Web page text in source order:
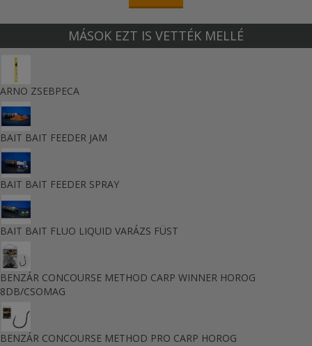
MÁSOK EZT IS VETTÉK MELLÉ
ARNO ZSEBPECA
BAIT BAIT FEEDER JAM
BAIT BAIT FEEDER SPRAY
BAIT BAIT FLUO LIQUID VARÁZS FÜST
BENZÁR CONCOURSE METHOD CARP WINNER HOROG
8DB/CSOMAG
BENZÁR CONCOURSE METHOD PRO CARP HOROG